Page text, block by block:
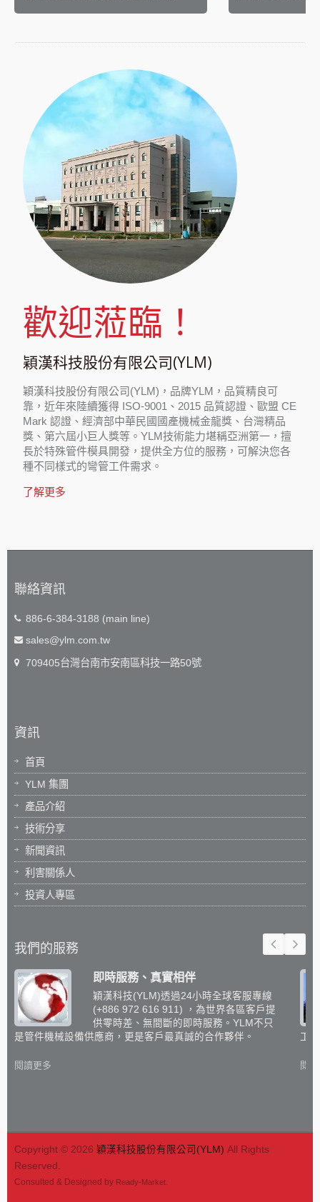
歡迎蒞臨！
穎漢科技股份有限公司(YLM)
穎漢科技股份有限公司(YLM)，品牌YLM，品質精良可
靠，近年來陸續獲得 ISO-9001、2015 品質認證、歐盟 CE
Mark 認證、經濟部中華民國國產機械金龍獎、台灣精品
獎、第六屆小巨人獎等。YLM技術能力堪稱亞洲第一，擅
長於特殊管件模具開發，提供全方位的服務，可解決您各
種不同樣式的彎管工件需求。
了解更多
聯絡資訊
886-6-384-3188 (main line)
sales@ylm.com.tw
709405台灣台南市安南區科技一路50號
資訊
首頁
YLM 集團
產品介紹
技術分享
新聞資訊
利害關係人
投資人專區
我們的服務
即時服務、真實相伴
穎漢科技(YLM)透過24小時全球客服專線
(+886 972 616 911) ，為世界各區客戶提
供零時差、無間斷的即時服務。YLM不只
是管件機械設備供應商，更是客戶最真誠的合作夥伴。
閱讀更多
工
閱
Copyright © 2026 穎漢科技股份有限公司(YLM) All Rights
Reserved.
Consulted & Designed by Ready-Market